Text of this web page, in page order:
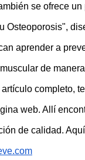
se ofrece un
Osteoporosis",
aprender a
de
completo,
web. Allí
de calidad.